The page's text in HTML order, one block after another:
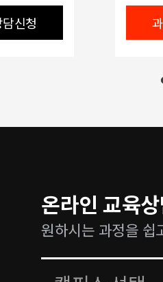
신청
온라인 교육
원하시는 과정을 쉽